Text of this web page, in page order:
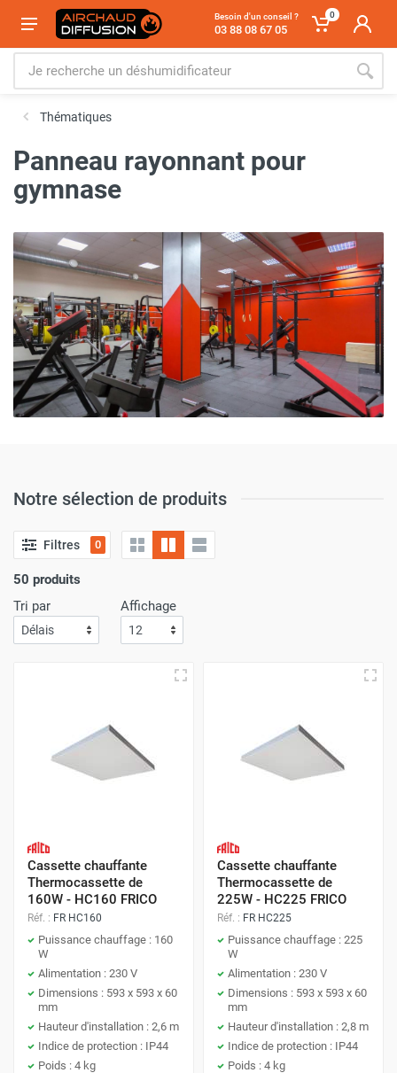
Besoin d'un conseil ?
03 88 08 67 05
0
Thématiques
Panneau rayonnant pour
gymnase
Notre sélection de produits
Filtres 0
50 produits
Tri par
Affichage
Cassette chauffante
Thermocassette de
160W - HC160 FRICO
Réf. : FR HC160
Puissance chauffage : 160
W
Alimentation : 230 V
Dimensions : 593 x 593 x 60
mm
Hauteur d'installation : 2,6 m
Indice de protection : IP44
Poids : 4 kg
Cassette chauffante
Thermocassette de
225W - HC225 FRICO
Réf. : FR HC225
Puissance chauffage : 225
W
Alimentation : 230 V
Dimensions : 593 x 593 x 60
mm
Hauteur d'installation : 2,8 m
Indice de protection : IP44
Poids : 4 kg